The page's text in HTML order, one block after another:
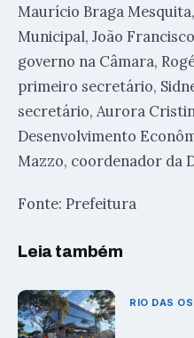
Maurício Braga
Municipal, João
governo na Câmara,
primeiro secretário,
secretário, Aurora
Desenvolvimento
Mazzo, coordenador da
Fonte: Prefeitura
Leia também
RIO DAS